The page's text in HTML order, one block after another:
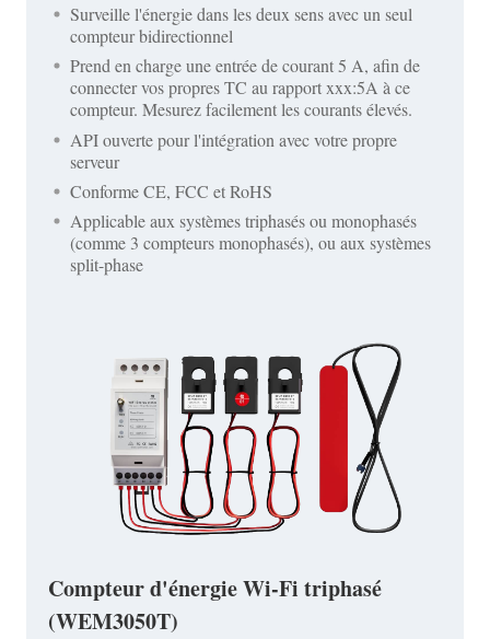
Surveille l'énergie dans les deux sens avec un seul
compteur bidirectionnel
Prend en charge une entrée de courant 5 A, afin de
connecter vos propres TC au rapport xxx:5A à ce
compteur. Mesurez facilement les courants élevés.
API ouverte pour l'intégration avec votre propre
serveur
Conforme CE, FCC et RoHS
Applicable aux systèmes triphasés ou monophasés
(comme 3 compteurs monophasés), ou aux systèmes
split-phase
Compteur d'énergie Wi-Fi triphasé
(WEM3050T)